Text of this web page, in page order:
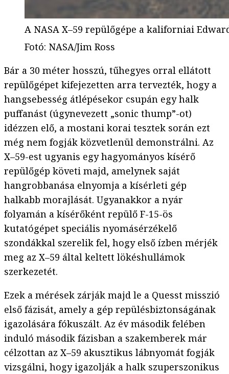
A NASA X–59 repülőgépe a kaliforniai
Fotó: NASA/Jim Ross
Bár a 30 méter hosszú, tűhegyes orral ellátott
repülőgépet kifejezetten arra tervezték, hogy a
hangsebesség átlépésekor csupán egy halk
puffanást (úgynevezett „sonic thump”-ot)
idézzen elő, a mostani korai tesztek során ezt
még nem fogják közvetlenül demonstrálni. Az
X–59-est ugyanis egy hagyományos kísérő
repülőgép követi majd, amelynek saját
hangrobbanása elnyomja a kísérleti gép
halkabb morajlását. Ugyanakkor a nyár
folyamán a kísérőként repülő F-15-ös
kutatógépet speciális nyomásérzékelő
szondákkal szerelik fel, hogy első ízben mérjék
meg az X–59 által keltett lökéshullámok
szerkezetét.
Ezek a mérések zárják majd le a Quesst misszió
első fázisát, amely a gép repülésbiztonságának
igazolására fókuszált. Az év második felében
induló második fázisban a szakemberek már
célzottan az X–59 akusztikus lábnyomát fogják
vizsgálni, hogy igazolják a halk szuperszonikus